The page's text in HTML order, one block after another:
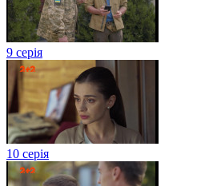
9 серія
10 серія